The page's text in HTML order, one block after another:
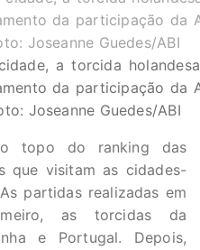
a torcida
da participação da
Joseanne Guedes/ABI
topo do ranking das
que visitam as cidades-
partidas realizadas em
as torcidas da
e Portugal. Depois,